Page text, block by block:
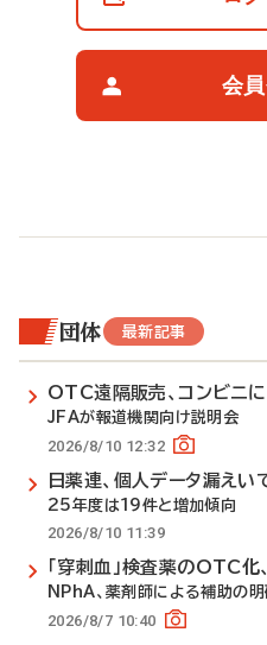
会
団体 最新記事
OTC遠隔販売、コンビニに
JFAが報道機関向け説明会
2026/8/10 12:32
日薬連、個人データ漏えい
25年度は19件と増加傾向
2026/8/10 11:39
「穿刺血」検査薬のOTC化
NPhA、薬剤師による補助の明
2026/8/7 10:40